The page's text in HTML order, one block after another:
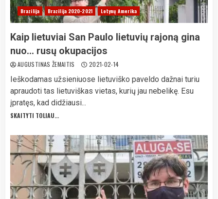
Brazilija Brazilija 2020-2021 Lotynų Amerika
Kaip lietuviai San Paulo lietuvių rajoną gina
nuo… rusų okupacijos
AUGUSTINAS ŽEMAITIS 2021-02-14
Ieškodamas užsieniuose lietuviško paveldo dažnai turiu
apraudoti tas lietuviškas vietas, kurių jau nebelikę. Esu
įpratęs, kad didžiausi...
SKAITYTI TOLIAU...